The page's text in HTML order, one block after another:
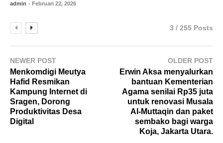
admin - Februari 22, 2026
3 / 255 Posts
NEWER POST
Menkomdigi Meutya
Hafid Resmikan
Kampung Internet di
Sragen, Dorong
Produktivitas Desa
Digital
OLDER POST
Erwin Aksa menyalurkan
bantuan Kementerian
Agama senilai Rp35 juta
untuk renovasi Musala
Al-Muttaqin dan paket
sembako bagi warga
Koja, Jakarta Utara.